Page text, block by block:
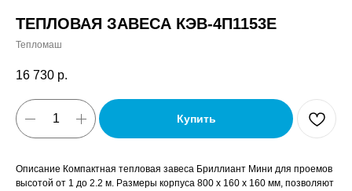
ТЕПЛОВАЯ ЗАВЕСА КЭВ-4П1153E
Тепломаш
16 730 р.
Купить
Описание Компактная тепловая завеса Бриллиант Мини для проемов
высотой от 1 до 2.2 м. Размеры корпуса 800 x 160 x 160 мм, позволяют